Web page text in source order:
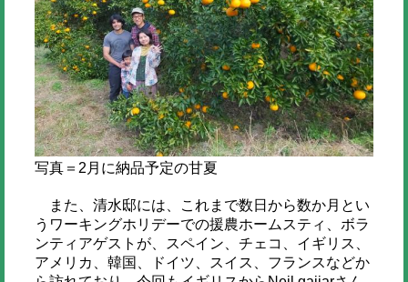
写真＝2月に納品予定の甘夏
また、清水邸には、これまで数日から数か月とい
うワーキングホリデーでの援農ホームスティ、ボラ
ンティアゲストが、スペイン、チェコ、イギリス、
アメリカ、韓国、ドイツ、スイス、フランスなどか